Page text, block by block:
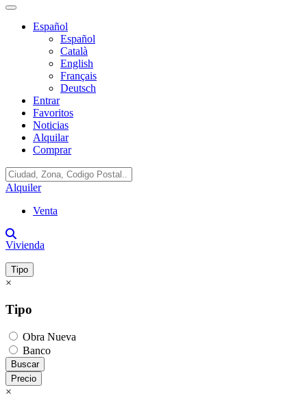
Español
Español
Català
English
Français
Deutsch
Entrar
Favoritos
Noticias
Alquilar
Comprar
Alquiler
Venta
Vivienda
Tipo
×
Tipo
Obra Nueva
Banco
Buscar
Precio
×